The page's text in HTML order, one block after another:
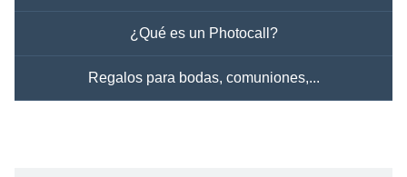
¿Qué es un Photocall?
Regalos para bodas, comuniones,...